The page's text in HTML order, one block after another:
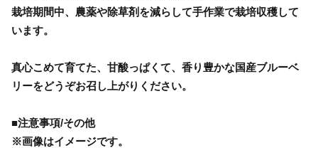
栽培期間中、農薬や除草剤を減らして手作業で栽培収穫して
います。
真心こめて育てた、甘酸っぱくて、香り豊かな国産ブルーベ
リーをどうぞお召し上がりください。
■注意事項/その他
※画像はイメージです。